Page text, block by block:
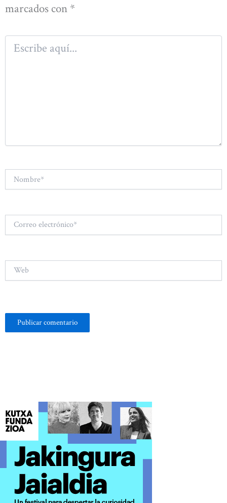
marcados con *
Escribe
aquí...
Correo
electrónico*
Web